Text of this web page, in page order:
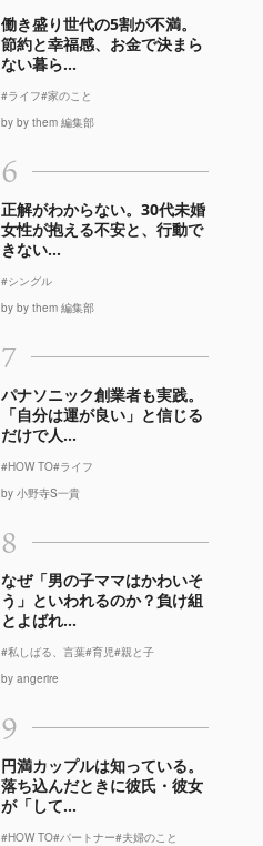
働き盛り世代の5割が不満。
節約と幸福感、お金で決まら
ない暮ら...
#ライフ#家のこと
by by them 編集部
6
正解がわからない。30代未婚
女性が抱える不安と、行動で
きない...
#シングル
by by them 編集部
7
パナソニック創業者も実践。
「自分は運が良い」と信じる
だけで人...
#HOW TO#ライフ
by 小野寺S一貴
8
なぜ「男の子ママはかわいそ
う」といわれるのか？負け組
とよばれ...
#私しばる、言葉#育児#親と子
by angerire
9
円満カップルは知っている。
落ち込んだときに彼氏・彼女
が「して...
#HOW TO#パートナー#夫婦のこと